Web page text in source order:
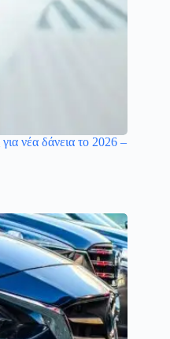
νέα δάνεια το 2026 –